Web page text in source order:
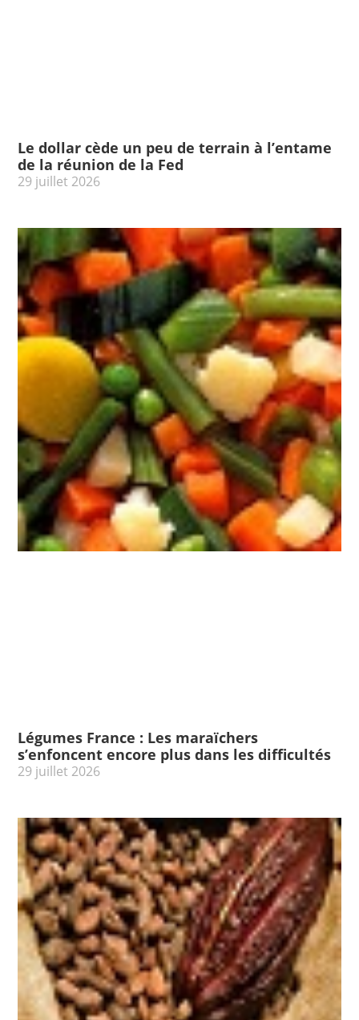
Le dollar cède un peu de terrain à l’entame
de la réunion de la Fed
29 juillet 2026
Légumes France : Les maraïchers
s’enfoncent encore plus dans les difficultés
29 juillet 2026